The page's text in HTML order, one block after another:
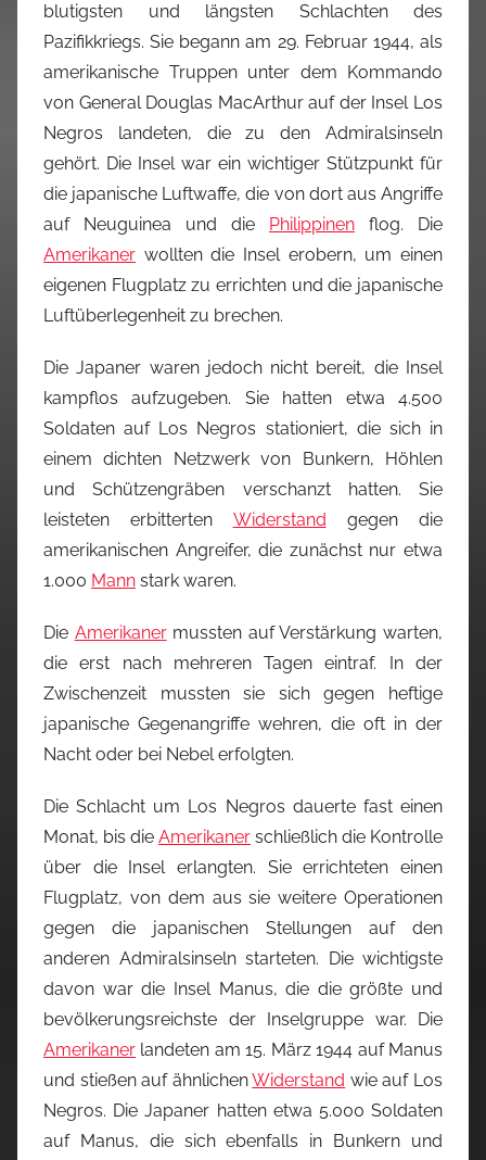
blutigsten und längsten Schlachten des
Pazifikkriegs. Sie begann am 29. Februar 1944, als
amerikanische Truppen unter dem Kommando
von General Douglas MacArthur auf der Insel Los
Negros landeten, die zu den Admiralsinseln
gehört. Die Insel war ein wichtiger Stützpunkt für
die japanische Luftwaffe, die von dort aus Angriffe
auf Neuguinea und die
Philippinen flog. Die
Amerikaner wollten die Insel erobern, um einen
eigenen Flugplatz zu errichten und die japanische
Luftüberlegenheit zu brechen.
Die Japaner waren jedoch nicht bereit, die Insel
kampflos aufzugeben. Sie hatten etwa 4.500
Soldaten auf Los Negros stationiert, die sich in
einem dichten Netzwerk von Bunkern, Höhlen
und Schützengräben verschanzt hatten. Sie
leisteten erbitterten Widerstand gegen die
amerikanischen Angreifer, die zunächst nur etwa
1.000 Mann stark waren.
Die Amerikanermussten auf Verstärkung warten,
die erst nach mehreren Tagen eintraf. In der
Zwischenzeit mussten sie sich gegen heftige
japanische Gegenangriffe wehren, die oft in der
Nacht oder bei Nebel erfolgten.
Die Schlacht um Los Negros dauerte fast einen
Monat, bis die Amerikaner schließlich die Kontrolle
über die Insel erlangten. Sie errichteten einen
Flugplatz, von dem aus sie weitere Operationen
gegen die japanischen Stellungen auf den
anderen Admiralsinseln starteten. Die wichtigste
davon war die Insel Manus, die die größte und
bevölkerungsreichste der Inselgruppe war. Die
Amerikaner landeten am 15. März 1944 auf Manus
und stießen auf ähnlichenWiderstand wie auf Los
Negros. Die Japaner hatten etwa 5.000 Soldaten
auf Manus, die sich ebenfalls in Bunkern und